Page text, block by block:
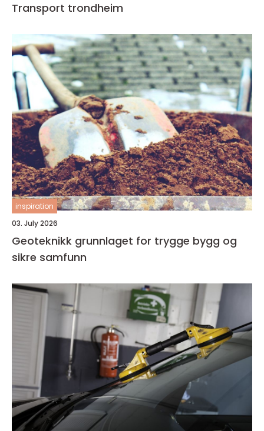
Transport trondheim
inspiration
03. July 2026
Geoteknikk grunnlaget for trygge bygg og
sikre samfunn